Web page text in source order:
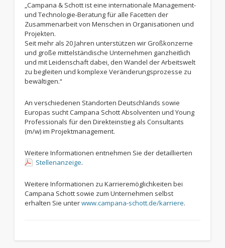
„Campana & Schott ist eine internationale Management-
und Technologie-Beratung für alle Facetten der
Zusammenarbeit von Menschen in Organisationen und
Projekten.
Seit mehr als 20 Jahren unterstützen wir Großkonzerne
und große mittelständische Unternehmen ganzheitlich
und mit Leidenschaft dabei, den Wandel der Arbeitswelt
zu begleiten und komplexe Veränderungsprozesse zu
bewältigen.“
An verschiedenen Standorten Deutschlands sowie
Europas sucht Campana Schott Absolventen und Young
Professionals für den Direkteinstieg als Consultants
(m/w) im Projektmanagement.
Weitere Informationen entnehmen Sie der detaillierten
Stellenanzeige.
Weitere Informationen zu Karrieremöglichkeiten bei
Campana Schott sowie zum Unternehmen selbst
erhalten Sie unterwww.campana-schott.de/karriere.